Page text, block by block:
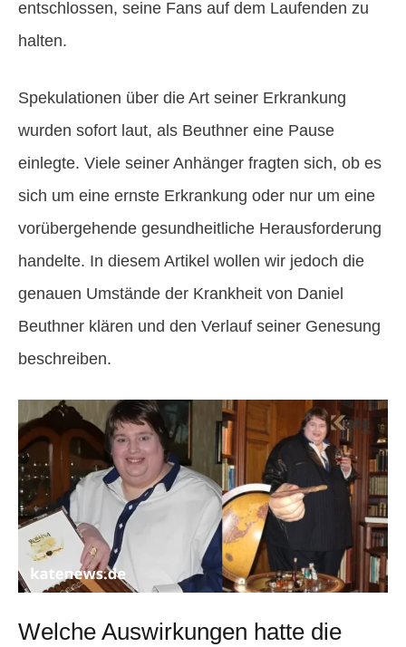
entschlossen, seine Fans auf dem Laufenden zu
halten.
Spekulationen über die Art seiner Erkrankung
wurden sofort laut, als Beuthner eine Pause
einlegte. Viele seiner Anhänger fragten sich, ob es
sich um eine ernste Erkrankung oder nur um eine
vorübergehende gesundheitliche Herausforderung
handelte. In diesem Artikel wollen wir jedoch die
genauen Umstände der Krankheit von Daniel
Beuthner klären und den Verlauf seiner Genesung
beschreiben.
Welche Auswirkungen hatte die